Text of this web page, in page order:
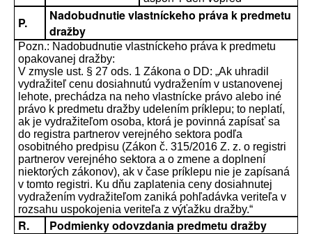
P.
Nadobudnutie vlastníckeho práva k predmetu
dražby
Pozn.: Nadobudnutie vlastníckeho práva k predmetu
opakovanej dražby:
V zmysle ust. § 27 ods. 1 Zákona o DD: „Ak uhradil
vydražiteľ cenu dosiahnutú vydražením v ustanovenej
lehote, prechádza na neho vlastnícke právo alebo iné
právo k predmetu dražby udelením príklepu; to neplatí,
ak je vydražiteľom osoba, ktorá je povinná zapísať sa
do registra partnerov verejného sektora podľa
osobitného predpisu (Zákon č. 315/2016 Z. z. o registri
partnerov verejného sektora a o zmene a doplnení
niektorých zákonov), ak v čase príklepu nie je zapísaná
v tomto registri. Ku dňu zaplatenia ceny dosiahnutej
vydražením vydražiteľom zaniká pohľadávka veriteľa v
rozsahu uspokojenia veriteľa z výťažku dražby.“
R. Podmienky odovzdania predmetu dražby